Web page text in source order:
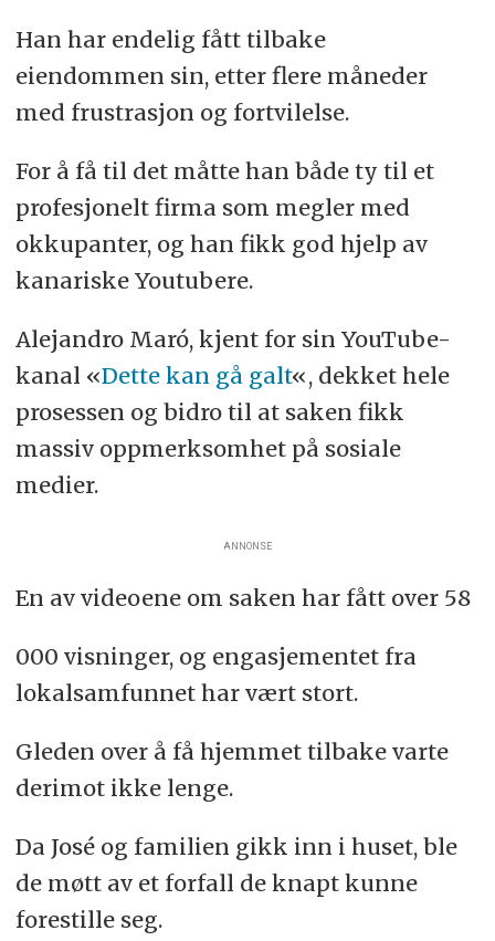
Han har endelig fått tilbake
eiendommen sin, etter flere måneder
med frustrasjon og fortvilelse.
For å få til det måtte han både ty til et
profesjonelt firma som megler med
okkupanter, og han fikk god hjelp av
kanariske Youtubere.
Alejandro Maró, kjent for sin YouTube-
kanal «Dette kan gå galt«, dekket hele
prosessen og bidro til at saken fikk
massiv oppmerksomhet på sosiale
medier.
ANNONSE
En av videoene om saken har fått over 58
000 visninger, og engasjementet fra
lokalsamfunnet har vært stort.
Gleden over å få hjemmet tilbake varte
derimot ikke lenge.
Da José og familien gikk inn i huset, ble
de møtt av et forfall de knapt kunne
forestille seg.